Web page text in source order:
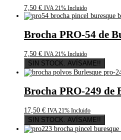
7,50 € IVA 21% Incluido
Brocha PRO-54 de
7,50 € IVA 21% Incluido
SIN STOCK. AVÍSAME!!
Brocha PRO-249 de
17,50 € IVA 21% Incluido
SIN STOCK. AVÍSAME!!